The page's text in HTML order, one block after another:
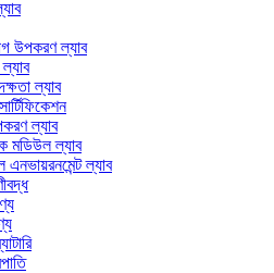
উপকরণ ল্যাব
ল্যাব
ল্যাব
মডিউল ল্যাব
ল্যাব